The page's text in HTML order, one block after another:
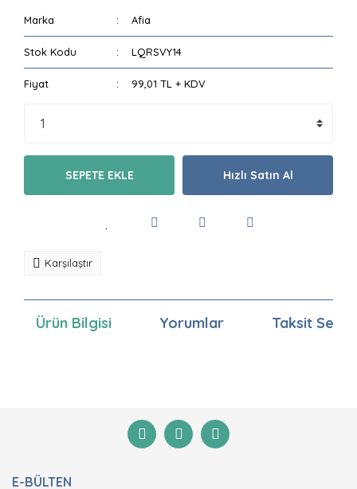
Marka Afia
Stok Kodu LQRSVY14
Fiyat 99,01 TL + KDV
SEPETE EKLE Hızlı Satın Al
Karşılaştır
Ürün Bilgisi Yorumlar Taksit
Yorum Yaz
Görüş ve önerileriniz için teşekkür ederiz.
Ürün açıklamasında eksik bilgiler bulunuyor.
E-BÜLTEN